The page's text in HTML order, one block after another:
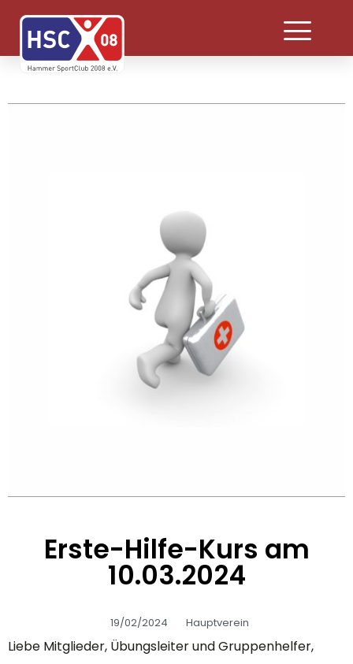
Erste-Hilfe-Kurs am
10.03.2024
19/02/2024 Hauptverein
Liebe Mitglieder, Übungsleiter und Gruppenhelfer,